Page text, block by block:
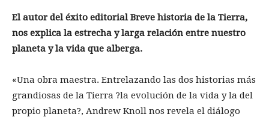
El autor del éxito editorial Breve historia de la Tierra,
nos explica la estrecha y larga relación entre nuestro
planeta y la vida que alberga.
«Una obra maestra. Entrelazando las dos historias más
grandiosas de la Tierra ?la evolución de la vida y la del
propio planeta?, Andrew Knoll nos revela el diálogo